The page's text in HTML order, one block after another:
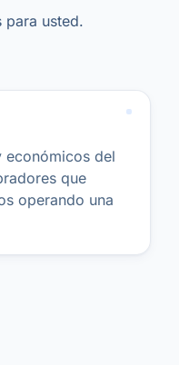
para usted.
económicos del
que
operando una